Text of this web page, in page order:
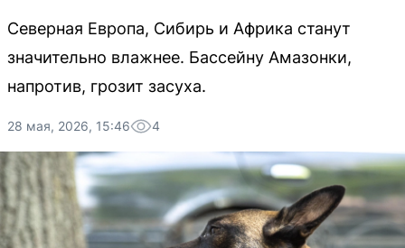
Северная Европа, Сибирь и Африка станут
значительно влажнее. Бассейну Амазонки,
напротив, грозит засуха.
28 мая, 2026, 15:46 4